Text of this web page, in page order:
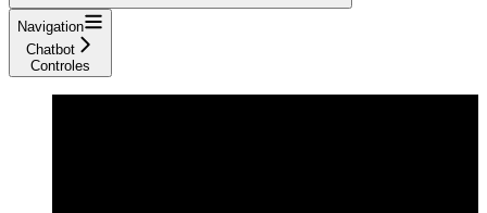
Navigation
Chatbot
Controles